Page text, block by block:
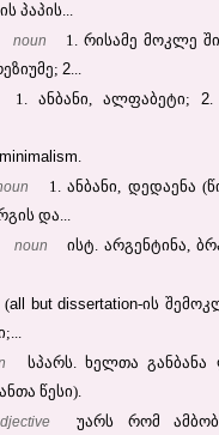
პაპის...
noun
1. რისამე მოკლე
2...
1. ანბანი, ალფაბეტი;2.
minimalism.
1. ანბანი, დედაენა
და...
noun
ისტ. არგენტინა,
(all but dissertation-ის
სპარს. ხელთა განბანა
წესი).
უარს რომ